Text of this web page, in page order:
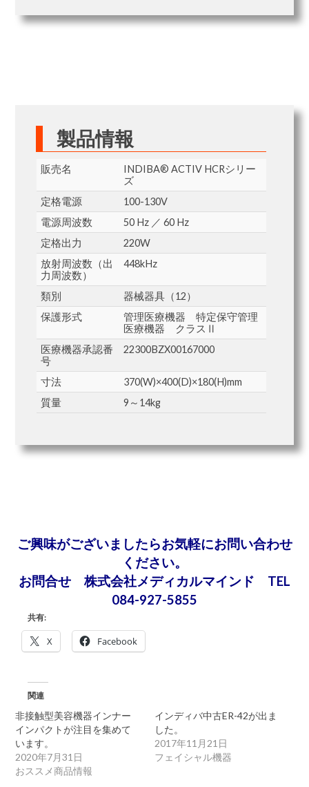
製品情報
販売名
INDIBA® ACTIV HCRシリー
ズ
定格電源
100-130V
電源周波数
50 Hz ／ 60 Hz
定格出力
220W
放射周波数（出
力周波数）
448kHz
類別
器械器具（12）
保護形式
管理医療機器 特定保守管理
医療機器 クラスⅡ
医療機器承認番
号
22300BZX00167000
寸法
370(W)×400(D)×180(H)mm
質量
9～14kg
ご興味がございましたらお気軽にお問い合わせ
ください。
お問合せ 株式会社メディカルマインド TEL
084-927-5855
共有:
X Facebook
関連
非接触型美容機器インナー
インパクトが注目を集めて
います。
2020年7月31日
おススメ商品情報
インディバ中古ER-42が出ま
した。
2017年11月21日
フェイシャル機器